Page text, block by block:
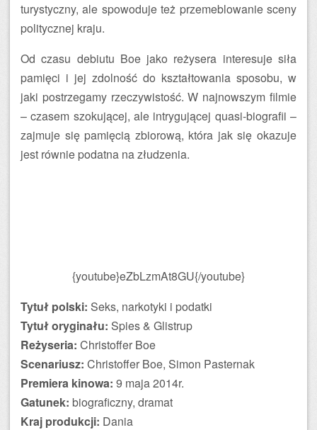
turystyczny, ale spowoduje też przemeblowanie sceny
politycznej kraju.
Od czasu debiutu Boe jako reżysera interesuje siła
pamięci i jej zdolność do kształtowania sposobu, w
jaki postrzegamy rzeczywistość. W najnowszym filmie
– czasem szokującej, ale intrygującej quasi-biografii –
zajmuje się pamięcią zbiorową, która jak się okazuje
jest równie podatna na złudzenia.
{youtube}eZbLzmAt8GU{/youtube}
Tytuł polski: Seks, narkotyki i podatki
Tytuł oryginału: Spies & Glistrup
Reżyseria: Christoffer Boe
Scenariusz: Christoffer Boe, Simon Pasternak
Premiera kinowa: 9 maja 2014r.
Gatunek: biograficzny, dramat
Kraj produkcji: Dania